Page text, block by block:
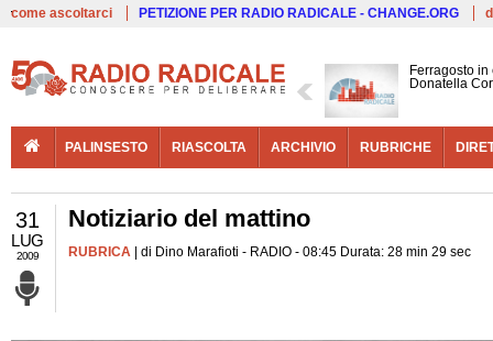
come ascoltarci PETIZIONE PER RADIO RADICALE - CHANGE.ORG
Ferragosto
Donatella
PALINSESTO RIASCOLTA ARCHIVIO RUBRICHE
31
LUG
2009
Notiziario del mattino
RUBRICA | di Dino Marafioti - RADIO - 08:45 Durata: 28 min 29 sec